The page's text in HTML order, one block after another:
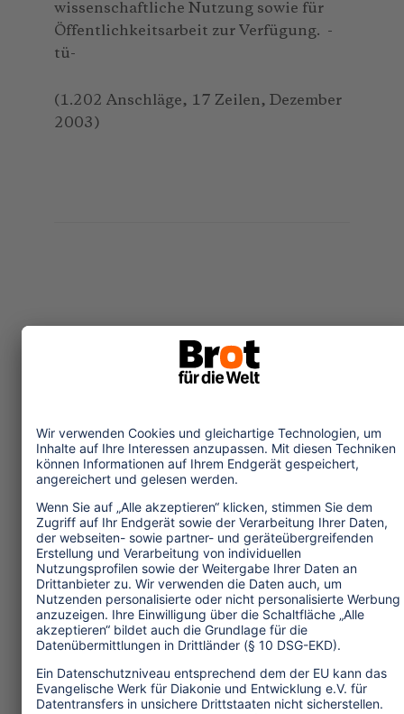
wissenschaftliche Nutzung sowie für
Öffentlichkeitsarbeit zur Verfügung. -
tü-
(1.202 Anschläge, 17 Zeilen, Dezember
2003)
Kultur und Religion
Umwelt und Klima
Wirtschaft
Menschenrechte
Unternehmensverantwortung
Service und Tipps